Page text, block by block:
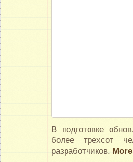
В подготовке
более трехсот
разработчиков. More